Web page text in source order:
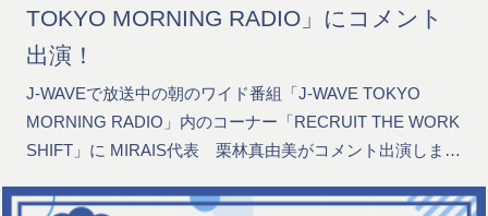
TOKYO MORNING RADIO」にコメント
出演！
J-WAVEで放送中の朝のワイド番組「J-WAVE TOKYO
MORNING RADIO」内のコーナー「RECRUIT THE WORK
SHIFT」に MIRAIS代表 栗林真由美がコメント出演しま…